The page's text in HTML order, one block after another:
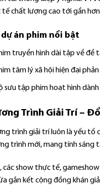
tế chất lượng cao tới gần
dự án phim nổi bật
truyền hình dài tập về đề
tâm lý xã hội hiện đại
sưu tập phim hoạt hình
Trình Giải Trí –
trình giải trí luôn là yếu tố
trình mới, mang tính sáng
các show thực tế,
gắn kết cộng đồng khán